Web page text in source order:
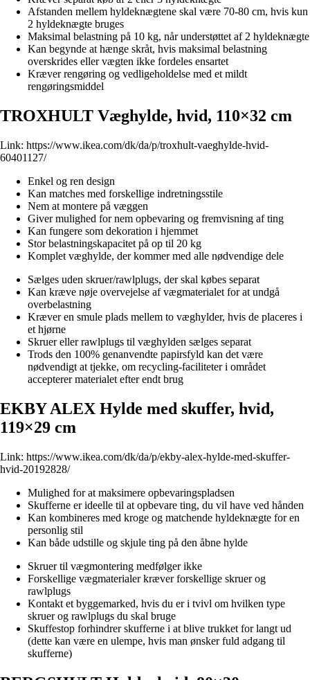
Afstanden mellem hyldeknægtene skal være 70-80 cm, hvis kun
2 hyldeknægte bruges
Maksimal belastning på 10 kg, når understøttet af 2 hyldeknægte
Kan begynde at hænge skråt, hvis maksimal belastning
overskrides eller vægten ikke fordeles ensartet
Kræver rengøring og vedligeholdelse med et mildt
rengøringsmiddel
TROXHULT Væghylde, hvid, 110×32 cm
Link: https://www.ikea.com/dk/da/p/troxhult-vaeghylde-hvid-
60401127/
Enkel og ren design
Kan matches med forskellige indretningsstile
Nem at montere på væggen
Giver mulighed for nem opbevaring og fremvisning af ting
Kan fungere som dekoration i hjemmet
Stor belastningskapacitet på op til 20 kg
Komplet væghylde, der kommer med alle nødvendige dele
Sælges uden skruer/rawlplugs, der skal købes separat
Kan kræve nøje overvejelse af vægmaterialet for at undgå
overbelastning
Kræver en smule plads mellem to væghylder, hvis de placeres i
et hjørne
Skruer eller rawlplugs til væghylden sælges separat
Trods den 100% genanvendte papirsfyld kan det være
nødvendigt at tjekke, om recycling-faciliteter i området
accepterer materialet efter endt brug
EKBY ALEX Hylde med skuffer, hvid,
119×29 cm
Link: https://www.ikea.com/dk/da/p/ekby-alex-hylde-med-skuffer-
hvid-20192828/
Mulighed for at maksimere opbevaringspladsen
Skufferne er ideelle til at opbevare ting, du vil have ved hånden
Kan kombineres med kroge og matchende hyldeknægte for en
personlig stil
Kan både udstille og skjule ting på den åbne hylde
Skruer til vægmontering medfølger ikke
Forskellige vægmaterialer kræver forskellige skruer og
rawlplugs
Kontakt et byggemarked, hvis du er i tvivl om hvilken type
skruer og rawlplugs du skal bruge
Skuffestop forhindrer skufferne i at blive trukket for langt ud
(dette kan være en ulempe, hvis man ønsker fuld adgang til
skufferne)